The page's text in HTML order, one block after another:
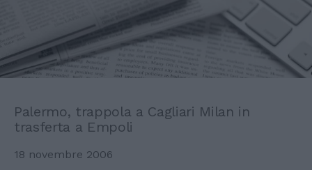
Palermo, trappola a Cagliari Milan in
trasferta a Empoli
18 novembre 2006